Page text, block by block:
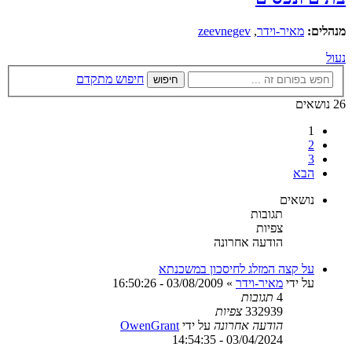
מנהלים: מאיר-וידר,
zeevnegev
נעול
חיפוש
חיפוש מתקדם
26 נושאים
1
2
3
הבא
נושאים
תגובות
צפיות
הודעה אחרונה
על קצה המזלג לחיסכון במשכנתא
על ידי מאיר-וידר »
03/08/2009 - 16:50:26
4 תגובות
332939 צפיות
הודעה אחרונה על ידי OwenGrant
03/04/2024 - 14:54:35